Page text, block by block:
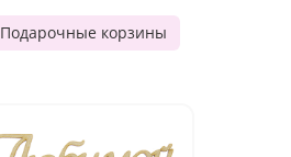
Подарочные корзины